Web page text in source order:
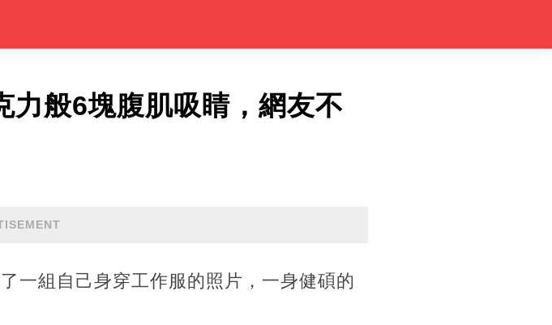
力般6塊腹肌吸睛，網友不
一組自己身穿工作服的照片，一身健碩的